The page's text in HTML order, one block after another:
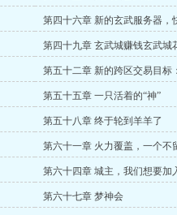
第四十六章 新的玄武服务器，
第四十九章 玄武城赚钱玄武城
第五十二章 新的跨区交易目标
第五十五章 一只活着的“神”
第五十八章 终于轮到羊羊了
第六十一章 火力覆盖，一个不
第六十四章 城主，我们想要加
第六十七章 梦神会